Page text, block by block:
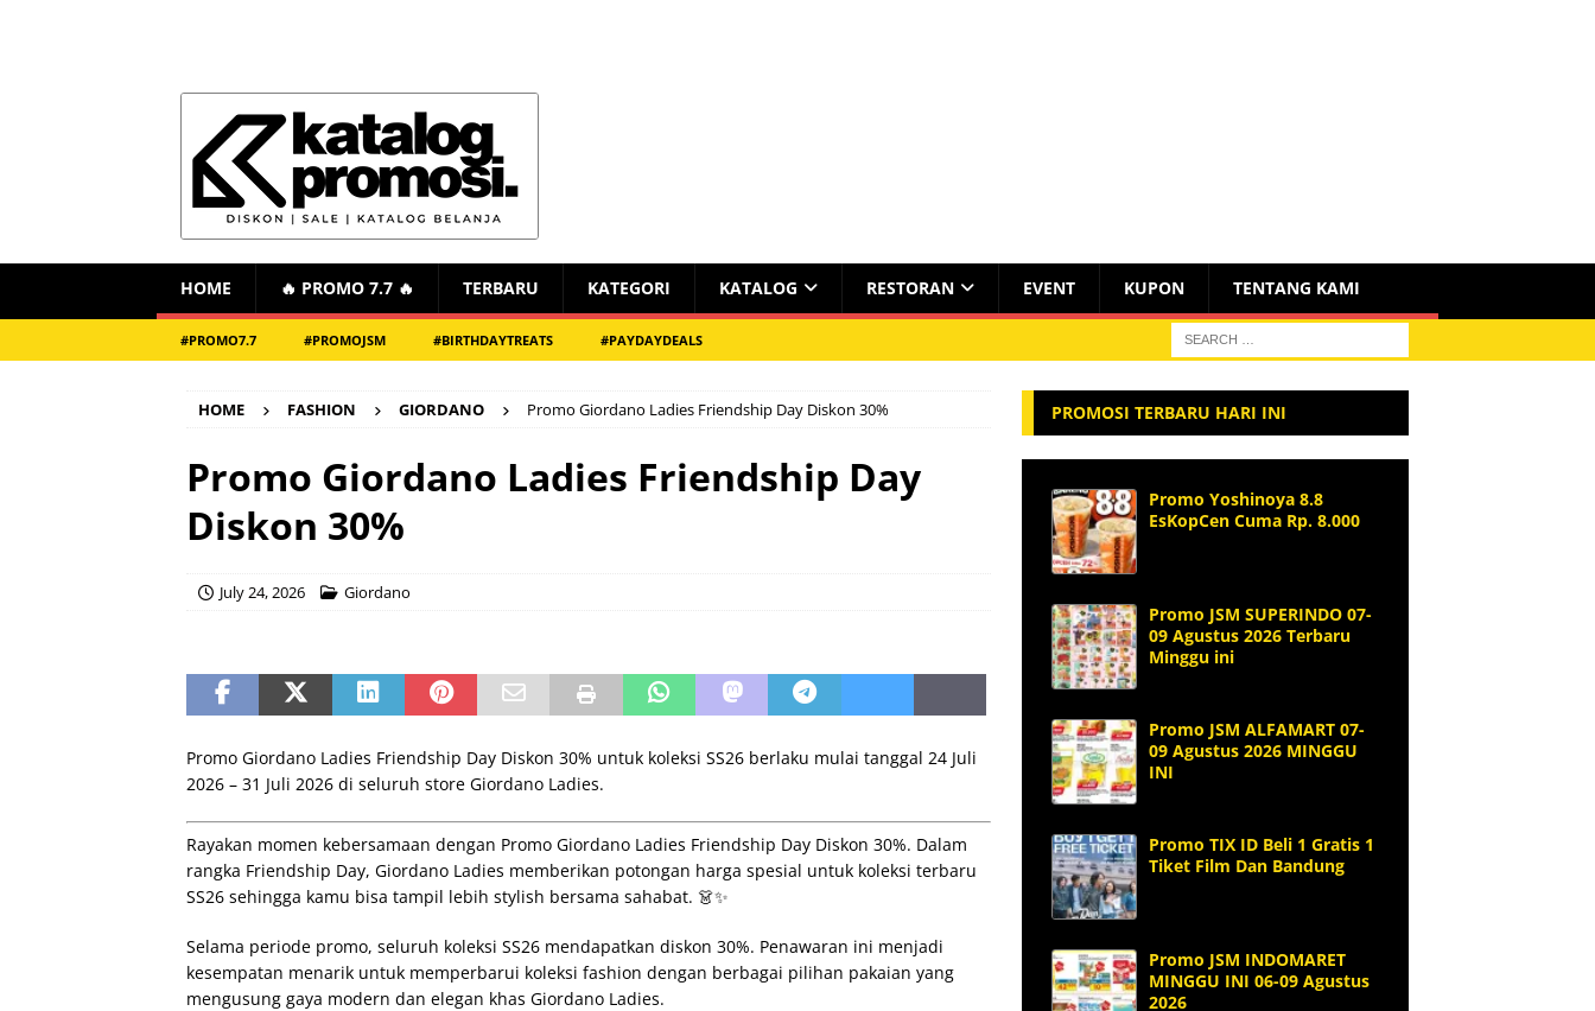
HOME 🔥 PROMO 7.7 🔥 TERBARU KATEGORI KATALOG RESTORAN EVENT KUPON TENTANG KAMI
#PROMO7.7 #PROMOJSM #BIRTHDAYTREATS #PAYDAYDEALS
HOME FASHION GIORDANO Promo Giordano Ladies Friendship Day Diskon 30%
Promo Giordano Ladies Friendship Day
Diskon 30%
July 24, 2026 Giordano
Promo Giordano Ladies Friendship Day Diskon 30% untuk koleksi SS26 berlaku mulai tanggal 24 Juli
2026 – 31 Juli 2026 di seluruh store Giordano Ladies.
Rayakan momen kebersamaan dengan Promo Giordano Ladies Friendship Day Diskon 30%. Dalam
rangka Friendship Day, Giordano Ladies memberikan potongan harga spesial untuk koleksi terbaru
SS26 sehingga kamu bisa tampil lebih stylish bersama sahabat. 👗✨
Selama periode promo, seluruh koleksi SS26 mendapatkan diskon 30%. Penawaran ini menjadi
kesempatan menarik untuk memperbarui koleksi fashion dengan berbagai pilihan pakaian yang
mengusung gaya modern dan elegan khas Giordano Ladies.
PROMOSI TERBARU HARI INI
Promo Yoshinoya 8.8
EsKopCen Cuma Rp. 8.000
Promo JSM SUPERINDO 07-
09 Agustus 2026 Terbaru
Minggu ini
Promo JSM ALFAMART 07-
09 Agustus 2026 MINGGU
INI
Promo TIX ID Beli 1 Gratis 1
Tiket Film Dan Bandung
Promo JSM INDOMARET
MINGGU INI 06-09 Agustus
2026